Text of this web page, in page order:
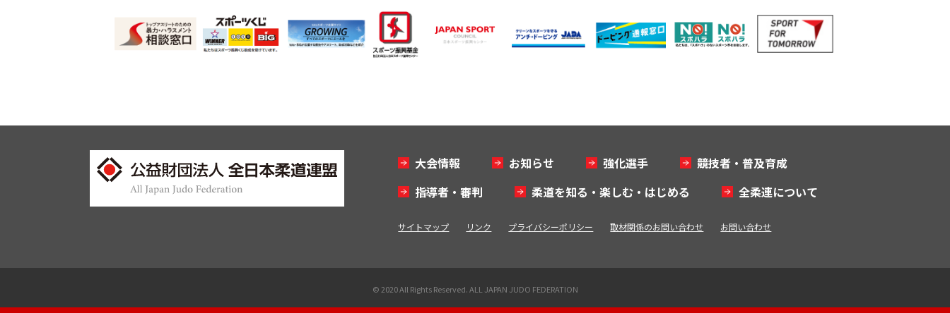
大会情報 お知らせ 強化選手
競技者・普及育成
指導者・審判
柔道を知る・楽しむ・はじめる 全柔連について
サイトマップ リンク プライバシーポリシー 取材関係のお問い合わせ お問い合わせ
© 2020 All Rights Reserved. ALL JAPAN JUDO FEDERATION